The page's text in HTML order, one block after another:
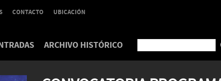
CONTACTO UBICACIÓN
ARCHIVO HISTÓRICO